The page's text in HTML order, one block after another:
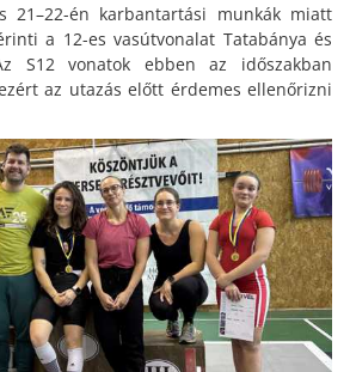
21–22-én karbantartási munkák miatt
a 12-es vasútvonalat Tatabánya és
S12 vonatok ebben az időszakban
az utazás előtt érdemes ellenőrizni